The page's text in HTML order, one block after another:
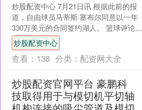
炒股配资中心 7月21日讯 根据此前的报
道，自由球员马蒂斯·塞布尔同意以一年
330万美元的合同签约湖人。 篮球评论员
苏群发文谈到了湖人，部分原文如下：
论风险，....
炒股配资中心
查看： 138 分类： 配资网大全
炒股配资官网平台 豪鹏科
技取得用于与模切机平切轴